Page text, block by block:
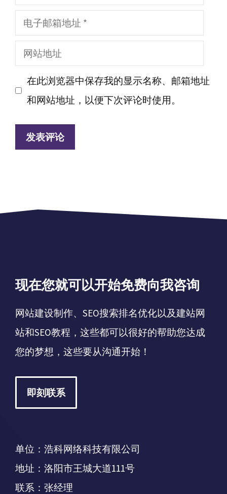
称
电
子
邮
地
网
站
地
在此浏览器中保存我的显示名称、邮箱地址
和网站地址，以便下次评论时使用。
现在您就可以开始免费向我咨询
网站建设制作、SEO搜索排名优化以及建站网
站和SEO教程，这些都可以很好的帮助您达成
您的梦想，这些要从沟通开始！
即刻联系
单位：浩科网络科技有限公司
地址：洛阳市王城大道111号
联系：张经理